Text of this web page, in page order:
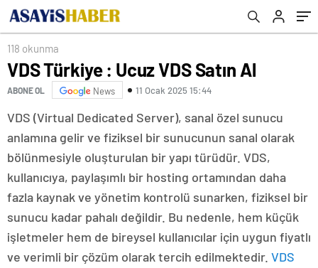
118 okunma
VDS Türkiye : Ucuz VDS Satın Al
ABONE OL News 11 Ocak 2025 15:44
VDS (Virtual Dedicated Server), sanal özel sunucu
anlamına gelir ve fiziksel bir sunucunun sanal olarak
bölünmesiyle oluşturulan bir yapı türüdür. VDS,
kullanıcıya, paylaşımlı bir hosting ortamından daha
fazla kaynak ve yönetim kontrolü sunarken, fiziksel bir
sunucu kadar pahalı değildir. Bu nedenle, hem küçük
işletmeler hem de bireysel kullanıcılar için uygun fiyatlı
ve verimli bir çözüm olarak tercih edilmektedir. VDS